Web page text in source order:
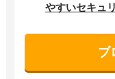
やすいセキュ
ブ